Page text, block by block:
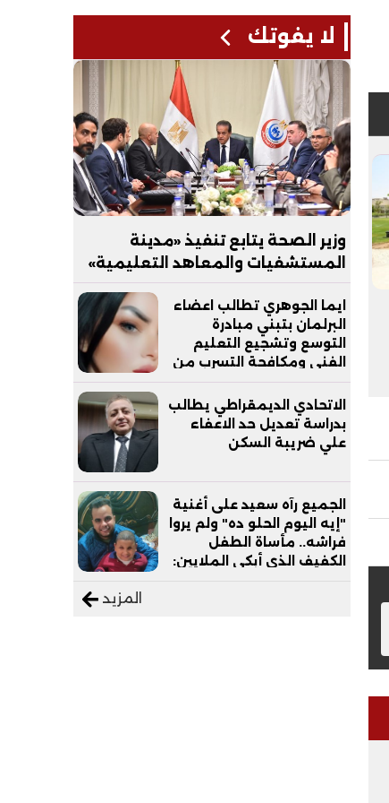
لا يفوتك
وزير الصحة يتابع تنفيذ «مدينة
المستشفيات والمعاهد التعليمية»
بالعاصمة الجديدة
ايما الجوهري تطالب اعضاء
البرلمان بتبني مبادرة
التوسع وتشجيع التعليم
الفني ومكافحة التسرب من
التعليم
الاتحادي الديمقراطي يطالب
بدراسة تعديل حد الاعفاء
علي ضريبة السكن
الجميع رآه سعيد على أغنية
"إيه اليوم الحلو ده" ولم يروا
فراشه.. مأساة الطفل
الكفيف الذي أبكى الملايين:
المزيد